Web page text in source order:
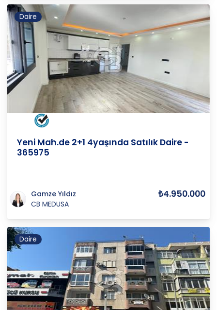
Daire
Yeni Mah.de 2+1 4yaşında Satılık Daire -
365975
Gamze Yıldız
CB MEDUSA
₺4.950.000
Daire